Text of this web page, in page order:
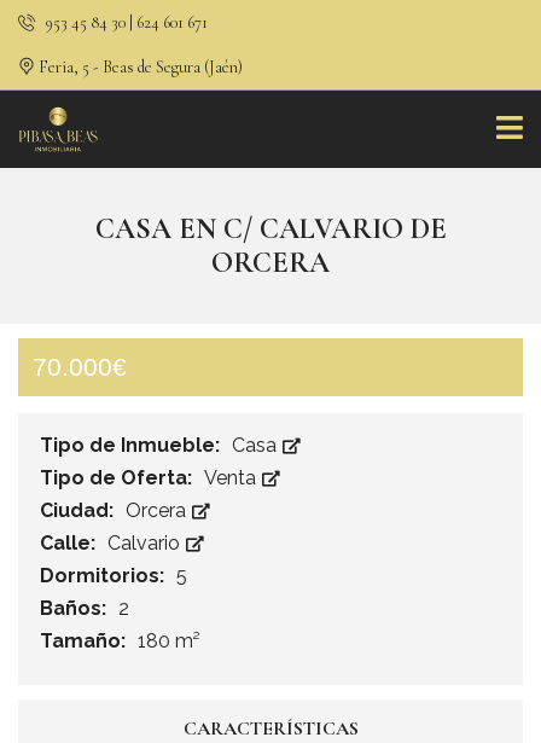
953 45 84 30 | 624 601 671
Feria, 5 - Beas de Segura (Jaén)
CASA EN C/ CALVARIO DE
ORCERA
70.000€
Tipo de Inmueble: Casa
Tipo de Oferta: Venta
Ciudad: Orcera
Calle: Calvario
Dormitorios: 5
Baños: 2
Tamaño: 180 m²
CARACTERÍSTICAS